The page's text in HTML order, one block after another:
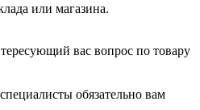
или магазина.
вас вопрос по товару
обязательно вам